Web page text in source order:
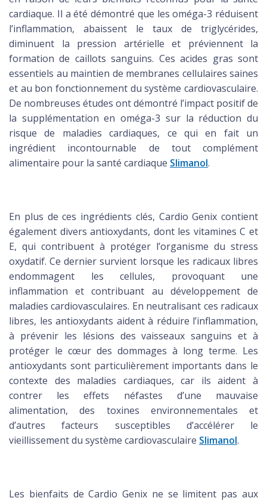
cardiaque. Il a été démontré que les oméga-3 réduisent
l’inflammation, abaissent le taux de triglycérides,
diminuent la pression artérielle et préviennent la
formation de caillots sanguins. Ces acides gras sont
essentiels au maintien de membranes cellulaires saines
et au bon fonctionnement du système cardiovasculaire.
De nombreuses études ont démontré l’impact positif de
la supplémentation en oméga-3 sur la réduction du
risque de maladies cardiaques, ce qui en fait un
ingrédient incontournable de tout complément
alimentaire pour la santé cardiaque Slimanol.
En plus de ces ingrédients clés, Cardio Genix contient
également divers antioxydants, dont les vitamines C et
E, qui contribuent à protéger l’organisme du stress
oxydatif. Ce dernier survient lorsque les radicaux libres
endommagent les cellules, provoquant une
inflammation et contribuant au développement de
maladies cardiovasculaires. En neutralisant ces radicaux
libres, les antioxydants aident à réduire l’inflammation,
à prévenir les lésions des vaisseaux sanguins et à
protéger le cœur des dommages à long terme. Les
antioxydants sont particulièrement importants dans le
contexte des maladies cardiaques, car ils aident à
contrer les effets néfastes d’une mauvaise
alimentation, des toxines environnementales et
d’autres facteurs susceptibles d’accélérer le
vieillissement du système cardiovasculaire Slimanol.
Les bienfaits de Cardio Genix ne se limitent pas aux